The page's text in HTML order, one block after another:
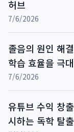
허브
7/6/2026
졸음의 원인 해
학습 효율을 극
7/6/2026
유튜브 수익 창
시하는 독학 탈